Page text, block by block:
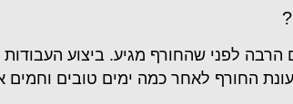
לפני שהחורף מגיע. ביצוע
החורף לאחר כמה ימים טובים